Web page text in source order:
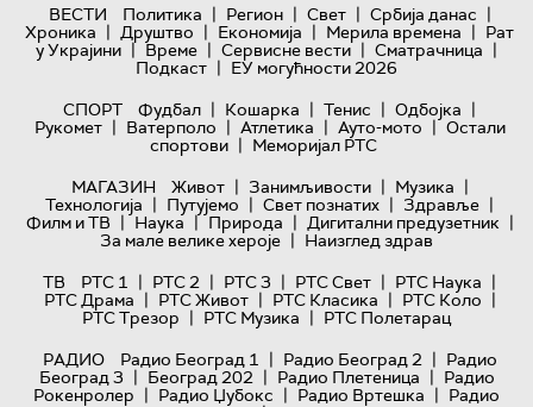
ВЕСТИ Политика | Регион | Свет | Србија данас |
Хроника | Друштво | Економија | Мерила времена | Рат
у Украјини | Време | Сервисне вести | Сматрачница |
Подкаст | ЕУ могућности 2026
СПОРТ
Фудбал | Кошарка | Тенис | Одбојка |
Рукомет | Ватерполо | Атлетика | Ауто-мото | Остали
спортови | Меморијал РТС
МАГАЗИН
Живот | Занимљивости | Музика |
Технологијa | Путујемо | Свет познатих | Здравље |
Филм и ТВ | Наука | Природа | Дигитални предузетник |
За мале велике хероје | Наизглед здрав
ТВ
РТС 1 | РТС 2 | РТС 3 | РТС Свет | РТС Наука |
РТС Драма | РТС Живот | РТС Класика | РТС Коло |
РТС Трезор | РТС Музика | РТС Полетарац
РАДИО
Радио Београд 1 | Радио Београд 2 | Радио
Београд 3 | Београд 202 | Радио Плетеница | Радио
Рокенролер | Радио Џубокс | Радио Вртешка | Радио